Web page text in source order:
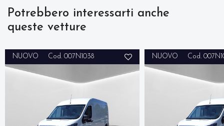
Potrebbero interessarti anche
queste vetture
NUOVO Cod. 007N1038 NUOVO Cod.